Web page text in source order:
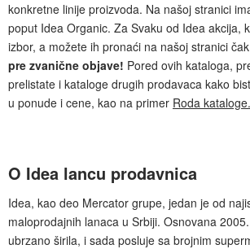
konkretne linije proizvoda. Na našoj stranici
poput Idea Organic. Za Svaku od Idea akcija,
izbor, a možete ih pronaći na našoj stranici
pre zvanične objave! Pored ovih kataloga,
prelistate i kataloge drugih prodavaca kako
u ponude i cene, kao na primer Roda kataloge.
O Idea lancu prodavnica
Idea, kao deo Mercator grupe, jedan je od
maloprodajnih lanaca u Srbiji. Osnovana
ubrzano širila, i sada posluje sa brojnim